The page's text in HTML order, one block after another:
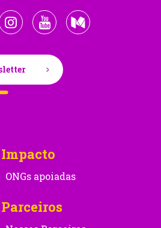
Impacto
ONGs apoiadas
Parceiros